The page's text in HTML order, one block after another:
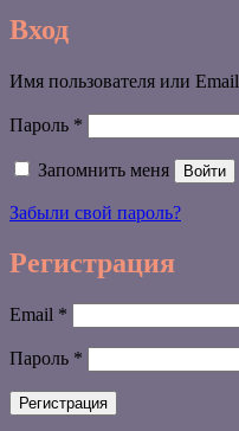
Вход
Имя пользователя или Email
Пароль *
Запомнить меня Войти
Забыли свой пароль?
Регистрация
Email *
Пароль *
Регистрация